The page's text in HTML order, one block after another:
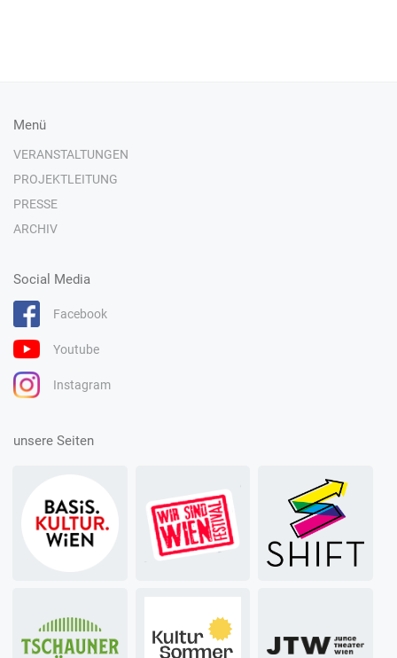
Menü
VERANSTALTUNGEN
PROJEKTLEITUNG
PRESSE
ARCHIV
Social Media
Facebook
Youtube
Instagram
unsere Seiten